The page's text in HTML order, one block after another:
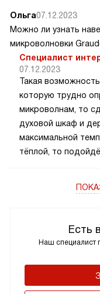
Есть
Наш специалист
Ольга07.12.2023
Можно ли узнать
микроволновки
Специалист
07.12.2023
Такая
которую трудно
микроволнам, то
духовой шкаф и
максимальной
тёплой, то